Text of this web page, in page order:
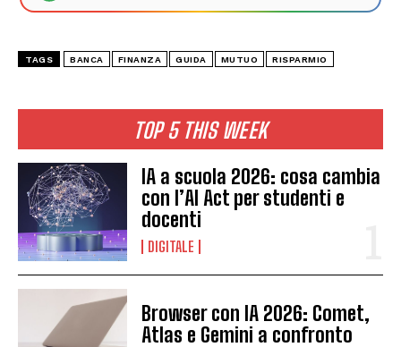
TOP 5 THIS WEEK
IA a scuola 2026: cosa cambia
con l’AI Act per studenti e
docenti
DIGITALE
Browser con IA 2026: Comet,
Atlas e Gemini a confronto
TAGS BANCA FINANZA GUIDA MUTUO RISPARMIO